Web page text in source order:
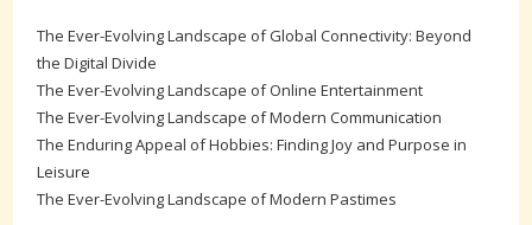
The Ever-Evolving Landscape of Global Connectivity: Beyond
the Digital Divide
The Ever-Evolving Landscape of Online Entertainment
The Ever-Evolving Landscape of Modern Communication
The Enduring Appeal of Hobbies: Finding Joy and Purpose in
Leisure
The Ever-Evolving Landscape of Modern Pastimes